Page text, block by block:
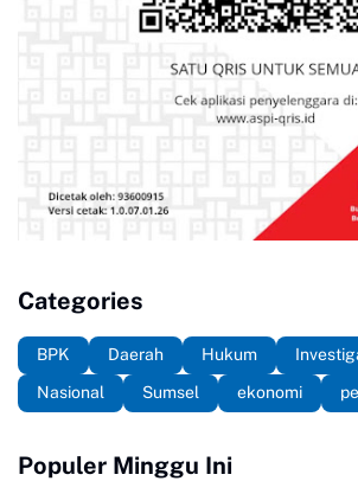
Categories
BPK Daerah Hukum
Nasional
Sumsel ekonomi
Populer Minggu Ini